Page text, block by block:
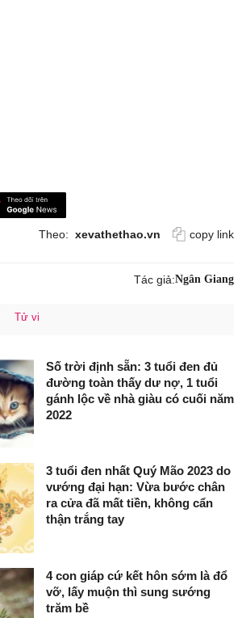
Theo: xevathethao.vn copy link
Tác giả:Ngân Giang
Tử vi
Số trời định sẵn: 3 tuổi đen đủ
đường toàn thấy dư nợ, 1 tuổi
gánh lộc về nhà giàu có cuối năm
2022
3 tuổi đen nhất Quý Mão 2023 do
vướng đại hạn: Vừa bước chân
ra cửa đã mất tiền, không cẩn
thận trắng tay
4 con giáp cứ kết hôn sớm là đổ
vỡ, lấy muộn thì sung sướng
trăm bề